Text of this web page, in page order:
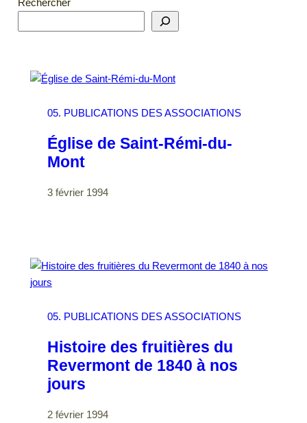
05. PUBLICATIONS DES ASSOCIATIONS
Église de Saint-Rémi-du-
Mont
3 février 1994
05. PUBLICATIONS DES ASSOCIATIONS
Histoire des fruitières du
Revermont de 1840 à nos
jours
2 février 1994